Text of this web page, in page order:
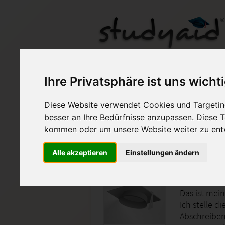
Ihre Privatsphäre ist uns
Diese Website verwendet Cookies und
besser an Ihre Bedürfnisse anzupassen. Diese
kommen oder um unsere Website weiter zu
Alle akzeptieren Einstellungen ändern
Auf StudyAid.de
Das ist
Ich stelle